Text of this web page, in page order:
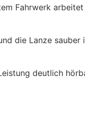
Fahrwerk
die Lanze sauber
deutlich